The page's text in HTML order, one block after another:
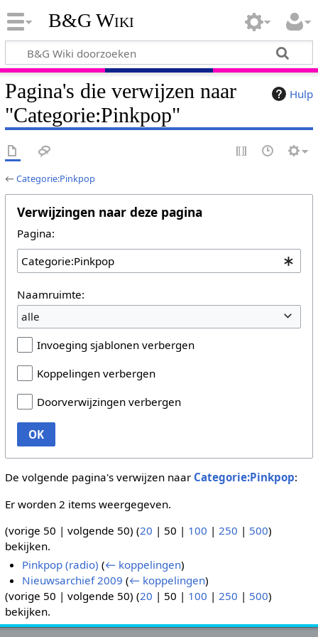
B&G Wiki
Hulp
Pagina's die verwijzen naar
"Categorie:Pinkpop"
←Categorie:Pinkpop
Verwijzingen naar deze pagina
Pagina:
Naamruimte:
alle
Invoeging sjablonen verbergen
Koppelingen verbergen
Doorverwijzingen verbergen
OK
De volgende pagina's verwijzen naar Categorie:Pinkpop:
Er worden 2 items weergegeven.
(vorige 50 | volgende 50) (20 | 50 | 100 | 250 | 500)
bekijken.
Pinkpop (radio) (← koppelingen)
Nieuwsarchief 2009 (← koppelingen)
(vorige 50 | volgende 50) (20 | 50 | 100 | 250 | 500)
bekijken.